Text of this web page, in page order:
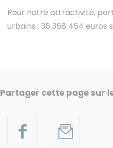
Pour notre attractivité,
urbains : 35 368 454 euros
Partager cette page sur